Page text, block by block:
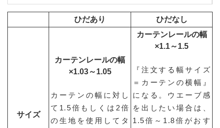
ひだあり ひだなし
サイズ
カーテンレールの幅
×1.03～1.05
カーテンの幅に対し
て1.5倍もしくは2倍
の生地を使用してタ
カーテンレールの幅
×1.1～1.5
『注文する幅サイズ
＝カーテンの横幅』
になる。ウエーブ感
を出したい場合は、
1.5倍～1.8倍がおす